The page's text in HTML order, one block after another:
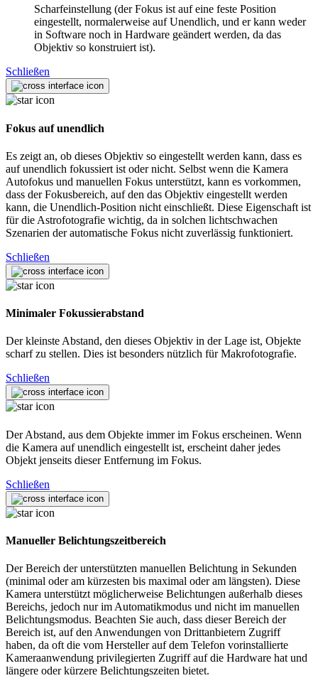
Scharfeinstellung (der Fokus ist auf eine feste Position
eingestellt, normalerweise auf Unendlich, und er kann weder
in Software noch in Hardware geändert werden, da das
Objektiv so konstruiert ist).
Schließen
Fokus auf unendlich
Es zeigt an, ob dieses Objektiv so eingestellt werden kann, dass es
auf unendlich fokussiert ist oder nicht. Selbst wenn die Kamera
Autofokus und manuellen Fokus unterstützt, kann es vorkommen,
dass der Fokusbereich, auf den das Objektiv eingestellt werden
kann, die Unendlich-Position nicht einschließt. Diese Eigenschaft ist
für die Astrofotografie wichtig, da in solchen lichtschwachen
Szenarien der automatische Fokus nicht zuverlässig funktioniert.
Schließen
Minimaler Fokussierabstand
Der kleinste Abstand, den dieses Objektiv in der Lage ist, Objekte
scharf zu stellen. Dies ist besonders nützlich für Makrofotografie.
Schließen
Der Abstand, aus dem Objekte immer im Fokus erscheinen. Wenn
die Kamera auf unendlich eingestellt ist, erscheint daher jedes
Objekt jenseits dieser Entfernung im Fokus.
Schließen
Manueller Belichtungszeitbereich
Der Bereich der unterstützten manuellen Belichtung in Sekunden
(minimal oder am kürzesten bis maximal oder am längsten). Diese
Kamera unterstützt möglicherweise Belichtungen außerhalb dieses
Bereichs, jedoch nur im Automatikmodus und nicht im manuellen
Belichtungsmodus. Beachten Sie auch, dass dieser Bereich der
Bereich ist, auf den Anwendungen von Drittanbietern Zugriff
haben, da oft die vom Hersteller auf dem Telefon vorinstallierte
Kameraanwendung privilegierten Zugriff auf die Hardware hat und
längere oder kürzere Belichtungszeiten bietet.